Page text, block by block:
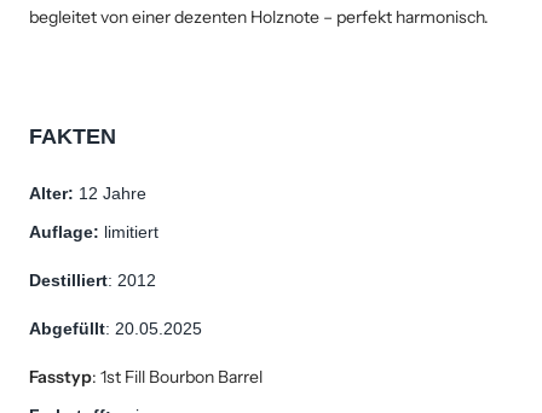
begleitet von einer dezenten Holznote – perfekt harmonisch.
FAKTEN
Alter: 12 Jahre
Auflage: limitiert
Destilliert: 2012
Abgefüllt: 20.05.2025
Fasstyp: 1st Fill Bourbon Barrel